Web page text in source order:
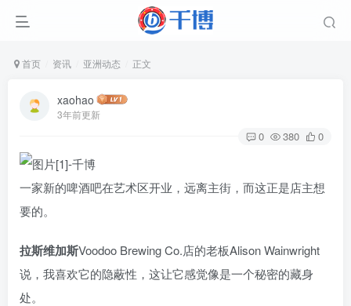
首页 资讯 亚洲动态 正文
xaohao
3年前更新
0 380 0
一家新的啤酒吧在艺术区开业，远离主街，而这正是店主想
要的。
拉斯维加斯Voodoo Brewing Co.店的老板Alison Wainwright
说，我喜欢它的隐蔽性，这让它感觉像是一个秘密的藏身
处。